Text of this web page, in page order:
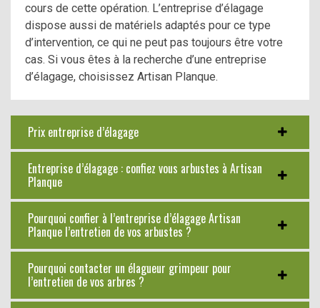
cours de cette opération. L’entreprise d’élagage
dispose aussi de matériels adaptés pour ce type
d’intervention, ce qui ne peut pas toujours être votre
cas. Si vous êtes à la recherche d’une entreprise
d’élagage, choisissez Artisan Planque.
Prix entreprise d’élagage
Entreprise d’élagage : confiez vous arbustes à Artisan
Planque
Pourquoi confier à l’entreprise d’élagage Artisan
Planque l’entretien de vos arbustes ?
Pourquoi contacter un élagueur grimpeur pour
l’entretien de vos arbres ?